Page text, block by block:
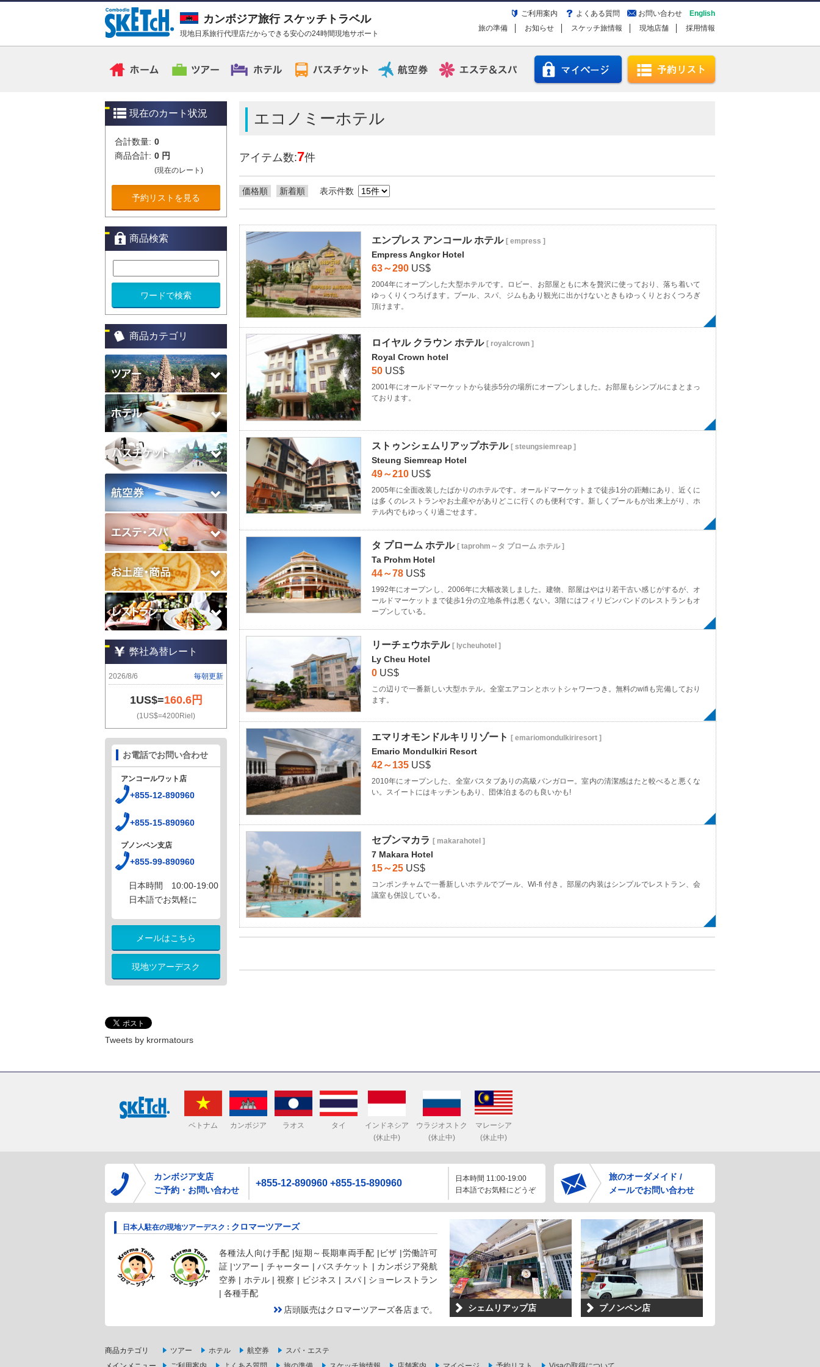
カンボジア旅行 スケッチトラベル
現地日系旅行代理店だからできる安心の24時間現地サポート
English
お問い合わせ
よくある質問
ご利用案内
採用情報
現地店舗
スケッチ旅情報
お知らせ
旅の準備
現在のカート状況
合計数量: 0
商品合計: 0 円
(現在のレート)
予約リストを見る
商品検索
商品カテゴリ
弊社為替レート
2026/8/6 毎朝更新
1US$=160.6円
(1US$=4200Riel)
お電話でお問い合わせ
アンコールワット店
+855-12-890960
+855-15-890960
プノンペン支店
+855-99-890960
日本時間 10:00-19:00
日本語でお気軽に
メールはこちら
現地ツアーデスク
Tweets by krormatours
エコノミーホテル
アイテム数:7件
価格順 新着順 表示件数
エンプレス アンコール ホテル [ empress ]
Empress Angkor Hotel
63～290 US$
2004年にオープンした大型ホテルです。ロビー、お部屋ともに木を贅沢に使っており、落ち着いて
ゆっくりくつろげます。プール、スパ、ジムもあり観光に出かけないときもゆっくりとおくつろぎ
頂けます。
ロイヤル クラウン ホテル [ royalcrown ]
Royal Crown hotel
50 US$
2001年にオールドマーケットから徒歩5分の場所にオープンしました。お部屋もシンプルにまとまっ
ております。
ストゥンシェムリアップホテル [ steungsiemreap ]
Steung Siemreap Hotel
49～210 US$
2005年に全面改装したばかりのホテルです。オールドマーケットまで徒歩1分の距離にあり、近くに
は多くのレストランやお土産やがありどこに行くのも便利です。新しくプールもが出来上がり、ホ
テル内でもゆっくり過ごせます。
タ プローム ホテル [ taprohm～タ プローム ホテル ]
Ta Prohm Hotel
44～78 US$
1992年にオープンし、2006年に大幅改装しました。建物、部屋はやはり若干古い感じがするが、オ
ールドマーケットまで徒歩1分の立地条件は悪くない。3階にはフィリピンバンドのレストランもオ
ープンしている。
リーチェウホテル [ lycheuhotel ]
Ly Cheu Hotel
0 US$
この辺りで一番新しい大型ホテル。全室エアコンとホットシャワーつき。無料のwifiも完備しており
ます。
エマリオモンドルキリリゾート [ emariomondulkiriresort ]
Emario Mondulkiri Resort
42～135 US$
2010年にオープンした、全室バスタブありの高級バンガロー。室内の清潔感はたと較べると悪くな
い。スイートにはキッチンもあり、団体泊まるのも良いかも!
セブンマカラ [ makarahotel ]
7 Makara Hotel
15～25 US$
コンポンチャムで一番新しいホテルでプール、Wi-fi 付き。部屋の内装はシンプルでレストラン、会
議室も併設している。
ベトナム カンボジア ラオス タイ
インドネシア
(休止中)
ウラジオストク
(休止中)
マレーシア
(休止中)
カンボジア支店
ご予約・お問い合わせ
+855-12-890960 +855-15-890960
日本時間 11:00-19:00
日本語でお気軽にどうぞ
旅のオーダメイド /
メールでお問い合わせ
日本人駐在の現地ツアーデスク : クロマーツアーズ
各種法人向け手配 |短期～長期車両手配 |ビザ |労働許可
証 |ツアー | チャーター | バスチケット | カンボジア発航
空券 | ホテル | 視察 | ビジネス | スパ | ショーレストラン
| 各種手配
店頭販売はクロマーツアーズ各店まで。
シェムリアップ店 プノンペン店
商品カテゴリ ツアー ホテル 航空券
スパ・エステ